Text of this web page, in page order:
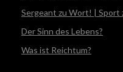
Sergeant zu Wort! | Sport
Der Sinn des Lebens?
Was ist Reichtum?